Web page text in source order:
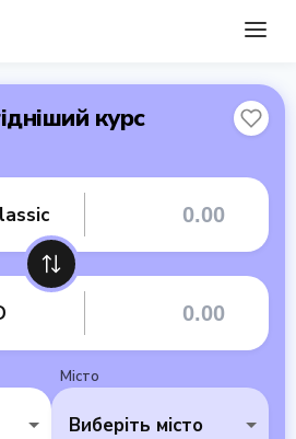
курс
Місто
Виберіть місто